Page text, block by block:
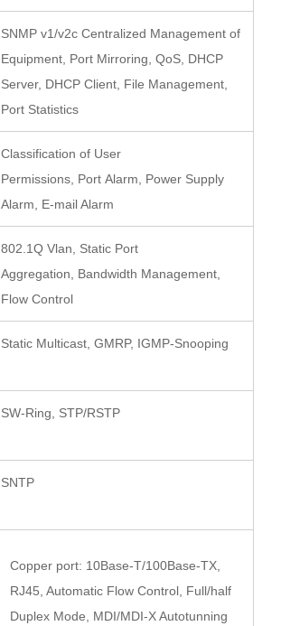
SNMP v1/v2c Centralized Management of
Equipment, Port Mirroring, QoS, DHCP
Server, DHCP Client, File Management,
Port Statistics
Classification of User
Permissions, Port Alarm, Power Supply
Alarm, E-mail Alarm
802.1Q Vlan, Static Port
Aggregation, Bandwidth Management,
Flow Control
Static Multicast, GMRP, IGMP-Snooping
SW-Ring, STP/RSTP
SNTP
Copper port: 10Base-T/100Base-TX,
RJ45, Automatic Flow Control, Full/half
Duplex Mode, MDI/MDI-X Autotunning